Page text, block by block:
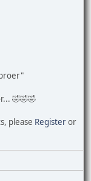
🤣🤣🤣
please Registeror